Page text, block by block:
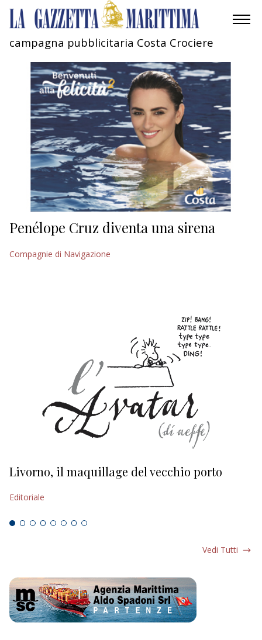
AMBIENTE
MOBILITÀ
INDUSTRIA
RICERCA
ECONOMIA
TURISMO
CULTURA
NAUTICA
campagna pubblicitaria Costa Crociere
Penélope Cruz diventa una sirena
Compagnie di Navigazione
Livorno, il maquillage del vecchio porto
Editoriale
Vedi Tutti